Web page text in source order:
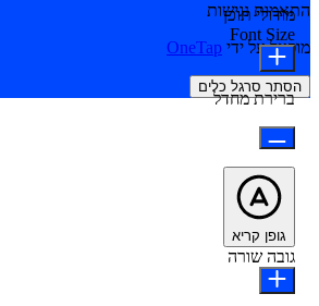
התאמות נגישות
מופעל על ידי OneTap
הסתר סרגל כלים
מודולי תוכן
Font Size
ברירת מחדל
גופן קריא
גובה שורה